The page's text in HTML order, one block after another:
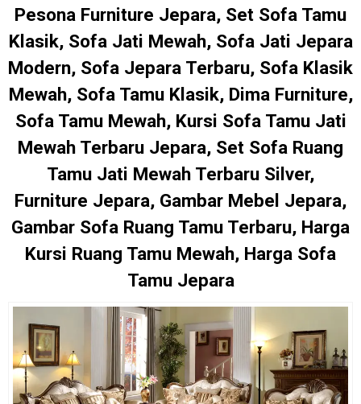
Pesona Furniture Jepara, Set Sofa Tamu
Klasik, Sofa Jati Mewah, Sofa Jati Jepara
Modern, Sofa Jepara Terbaru, Sofa Klasik
Mewah, Sofa Tamu Klasik, Dima Furniture,
Sofa Tamu Mewah, Kursi Sofa Tamu Jati
Mewah Terbaru Jepara, Set Sofa Ruang
Tamu Jati Mewah Terbaru Silver,
Furniture Jepara, Gambar Mebel Jepara,
Gambar Sofa Ruang Tamu Terbaru, Harga
Kursi Ruang Tamu Mewah, Harga Sofa
Tamu Jepara